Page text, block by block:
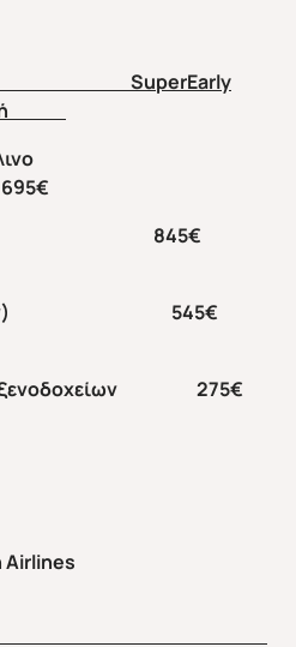
01/09 SuperEarly
σε δίκλινο
845€
12 ετών) 545€
& ξενοδοχείων 275€
Airlines